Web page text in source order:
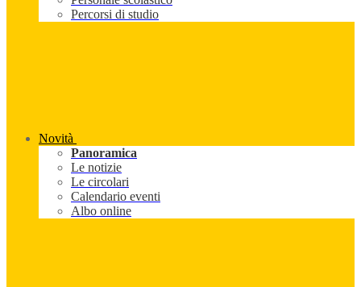
Percorsi di studio
Novità
Panoramica
Le notizie
Le circolari
Calendario eventi
Albo online